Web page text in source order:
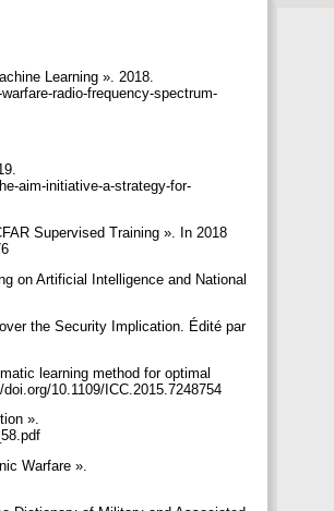
Learning ». 2018.
radio-frequency-spectrum-
aim-initiative-a-strategy-for-
Supervised Training ». In 2018
on Artificial Intelligence and National
the Security Implication. Édité par
learning method for optimal
10.1109/ICC.2015.7248754
».
Warfare ».